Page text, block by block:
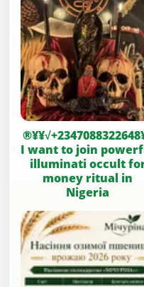
I want to join
illuminati occult
money ritual in
Nigeria